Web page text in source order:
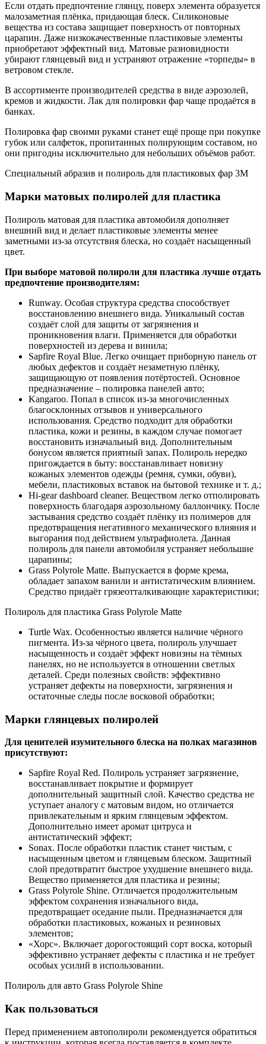
Если отдать предпочтение глянцу, поверх элемента образуется
малозаметная плёнка, придающая блеск. Силиконовые
вещества из состава защищает поверхность от повторных
царапин. Даже низкокачественные пластиковые элементы
приобретают эффектный вид. Матовые разновидности
убирают глянцевый вид и устраняют отражение «торпеды» в
ветровом стекле.
В ассортименте производителей средства в виде аэрозолей,
кремов и жидкости. Лак для полировки фар чаще продаётся в
банках.
Полировка фар своими руками станет ещё проще при покупке
губок или салфеток, пропитанных полирующим составом, но
они пригодны исключительно для небольших объёмов работ.
Специальный абразив и полироль для пластиковых фар 3М
Марки матовых полиролей для пластика
Полироль матовая для пластика автомобиля дополняет
внешний вид и делает пластиковые элементы менее
заметными из-за отсутствия блеска, но создаёт насыщенный
цвет.
При выборе матовой полироли для пластика лучше отдать
предпочтение производителям:
Runway. Особая структура средства способствует
восстановлению внешнего вида. Уникальный состав
создаёт слой для защиты от загрязнения и
проникновения влаги. Применяется для обработки
поверхностей из дерева и винила;
Sapfire Royal Blue. Легко очищает приборную панель от
любых дефектов и создаёт незаметную плёнку,
защищающую от появления потёртостей. Основное
предназначение – полировка панелей авто;
Kangaroo. Попал в список из-за многочисленных
благосклонных отзывов и универсального
использования. Средство подходит для обработки
пластика, кожи и резины, в каждом случае помогает
восстановить изначальный вид. Дополнительным
бонусом является приятный запах. Полироль нередко
пригождается в быту: восстанавливает новизну
кожаных элементов одежды (ремня, сумки, обуви),
мебели, пластиковых вставок на бытовой технике и т. д.;
Hi-gear dashboard cleaner. Веществом легко отполировать
поверхность благодаря аэрозольному баллончику. После
застывания средство создаёт плёнку из полимеров для
предотвращения негативного механического влияния и
выгорания под действием ультрафиолета. Данная
полироль для панели автомобиля устраняет небольшие
царапины;
Grass Polyrole Matte. Выпускается в форме крема,
обладает запахом ванили и антистатическим влиянием.
Средство придаёт грязеотталкивающие характеристики;
Полироль для пластика Grass Polyrole Matte
Turtle Wax. Особенностью является наличие чёрного
пигмента. Из-за чёрного цвета, полироль улучшает
насыщенность и создаёт эффект новизны на тёмных
панелях, но не используется в отношении светлых
деталей. Среди полезных свойств: эффективно
устраняет дефекты на поверхности, загрязнения и
остаточные следы после восковой обработки;
Марки глянцевых полиролей
Для ценителей изумительного блеска на полках магазинов
присутствуют:
Sapfire Royal Red. Полироль устраняет загрязнение,
восстанавливает покрытие и формирует
дополнительный защитный слой. Качество средства не
уступает аналогу с матовым видом, но отличается
привлекательным и ярким глянцевым эффектом.
Дополнительно имеет аромат цитруса и
антистатический эффект;
Sonax. После обработки пластик станет чистым, с
насыщенным цветом и глянцевым блеском. Защитный
слой предотвратит быстрое ухудшение внешнего вида.
Вещество применяется для пластика и резины;
Grass Polyrole Shine. Отличается продолжительным
эффектом сохранения изначального вида,
предотвращает оседание пыли. Предназначается для
обработки пластиковых, кожаных и резиновых
элементов;
«Хорс». Включает дорогостоящий сорт воска, который
эффективно устраняет дефекты с пластика и не требует
особых усилий в использовании.
Полироль для авто Grass Polyrole Shine
Как пользоваться
Перед применением автополироли рекомендуется обратиться